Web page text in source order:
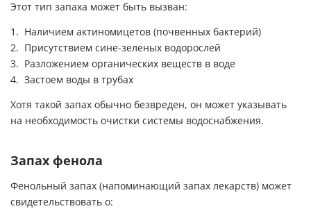
Этот тип запаха может быть вызван:
Наличием актиномицетов (почвенных бактерий)
Присутствием сине-зеленых водорослей
Разложением органических веществ в воде
Застоем воды в трубах
Хотя такой запах обычно безвреден, он может указывать
на необходимость очистки системы водоснабжения.
Запах фенола
Фенольный запах (напоминающий запах лекарств) может
свидетельствовать о: